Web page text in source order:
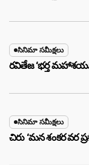
సినిమా సమీక్షలు
రవితేజ ‘భర్త
సినిమా సమీక్షలు
చిరు ‘మ‌న శంక‌ర వ‌ర